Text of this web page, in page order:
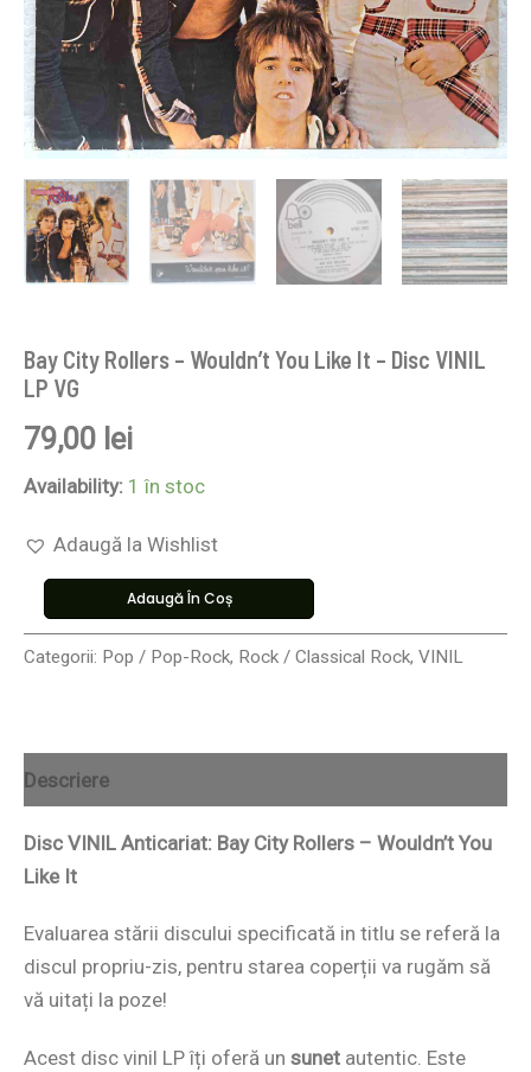
Bay City Rollers – Wouldn’t You Like It – Disc VINIL
LP VG
79,00 lei
Availability: 1 în stoc
Adaugă la Wishlist
Adaugă În Coș
Categorii: Pop / Pop-Rock, Rock / Classical Rock, VINIL
Descriere
Disc VINIL Anticariat: Bay City Rollers – Wouldn’t You
Like It
Evaluarea stării discului specificată in titlu se referă la
discul propriu-zis, pentru starea coperții va rugăm să
vă uitați la poze!
Acest disc vinil LP îți oferă un sunet autentic. Este